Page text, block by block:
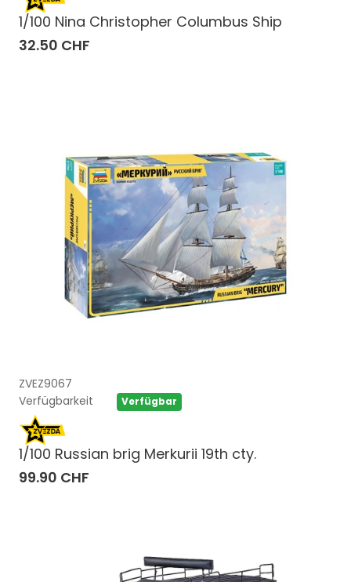
1/100 Nina Christopher Columbus Ship
32.50 CHF
ZVEZ9067
Verfügbarkeit
Verfügbar
1/100 Russian brig Merkurii 19th cty.
99.90 CHF